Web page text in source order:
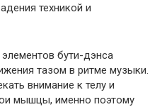
техникой и
бути-дэнса
тазом в ритме музыки.
внимание к телу и
мышцы, именно поэтому